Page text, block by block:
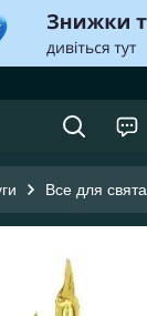
Все для свята